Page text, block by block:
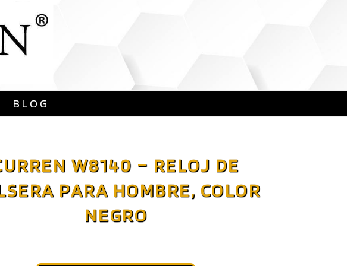
BLOG
W8140 – RELOJ DE
PARA HOMBRE, COLOR
NEGRO